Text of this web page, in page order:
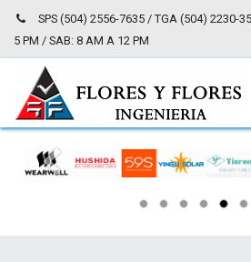
SPS (504) 2556-7635 / TGA (504) 2230-
5 PM / SAB: 8 AM A 12 PM
Anterior